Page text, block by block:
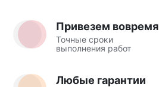
Привезем вовремя
Точные сроки
выполнения работ
Любые гарантии